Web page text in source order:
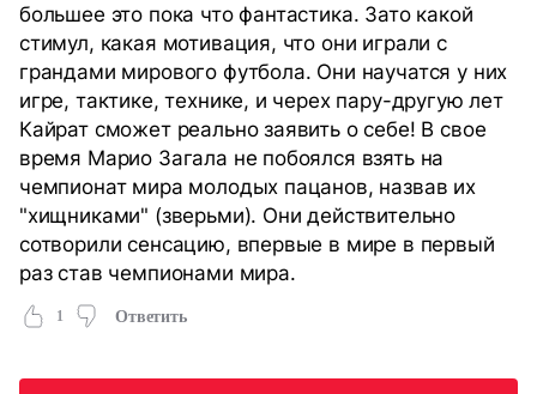
большее это пока что фантастика. Зато какой
стимул, какая мотивация, что они играли с
грандами мирового футбола. Они научатся у них
игре, тактике, технике, и черех пару-другую лет
Кайрат сможет реально заявить о себе! В свое
время Марио Загала не побоялся взять на
чемпионат мира молодых пацанов, назвав их
"хищниками" (зверьми). Они действительно
сотворили сенсацию, впервые в мире в первый
раз став чемпионами мира.
1 Ответить